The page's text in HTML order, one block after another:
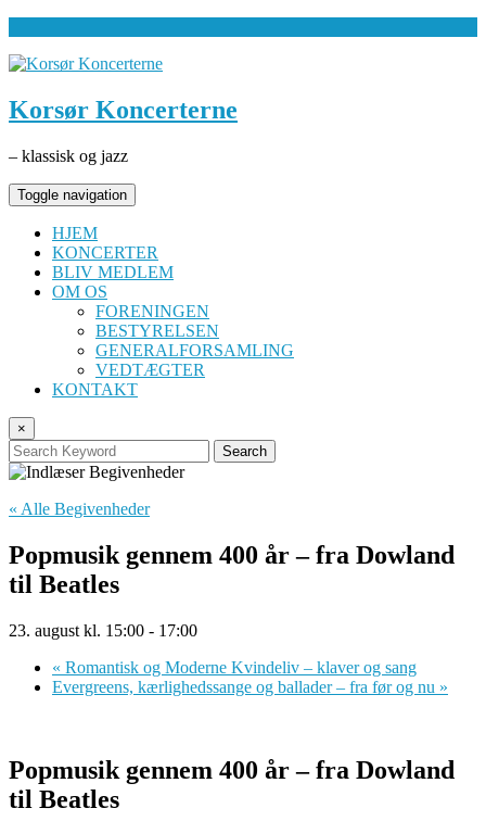
Korsør Koncerterne
– klassisk og jazz
Toggle navigation
HJEM
KONCERTER
BLIV MEDLEM
OM OS
FORENINGEN
BESTYRELSEN
GENERALFORSAMLING
VEDTÆGTER
KONTAKT
×
Search
« Alle Begivenheder
Popmusik gennem 400 år – fra Dowland
til Beatles
23. august kl. 15:00 - 17:00
« Romantisk og Moderne Kvindeliv – klaver og sang
Evergreens, kærlighedssange og ballader – fra før og nu »
Popmusik gennem 400 år – fra Dowland
til Beatles